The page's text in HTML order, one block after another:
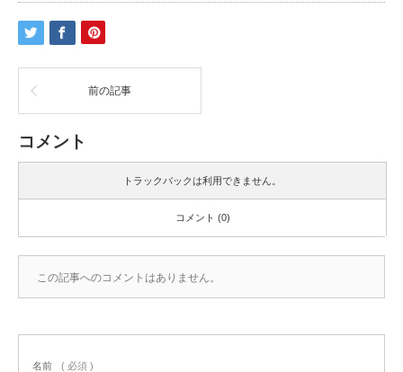
前の記事
コメント
トラックバックは利用できません。
コメント (0)
この記事へのコメントはありません。
名前 ( 必須 )